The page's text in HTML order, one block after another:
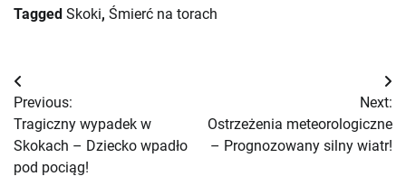
Tagged Skoki, Śmierć na torach
Nawigacja
wpisu
Previous:
Tragiczny wypadek w
Skokach – Dziecko wpadło
pod pociąg!
Next:
Ostrzeżenia meteorologiczne
– Prognozowany silny wiatr!